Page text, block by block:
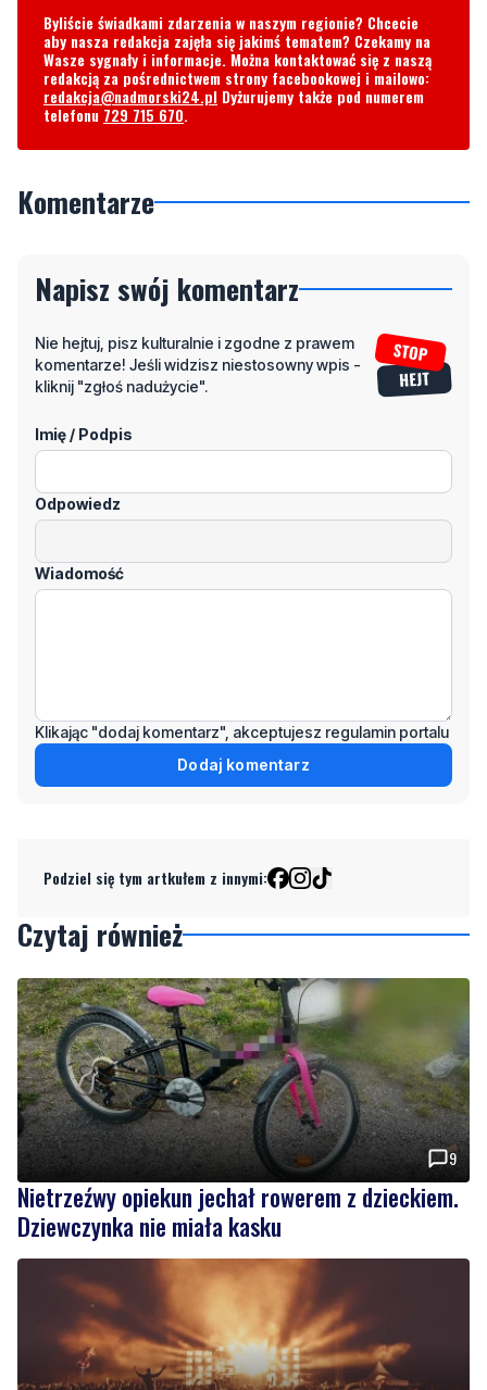
redakcja@nadmorski24.plDyżurujemy także pod numerem
telefonu729 715 670.
Komentarze
Napisz swój komentarz
komentarze! Jeśli widzisz niestosowny wpis -
kliknij "zgłoś nadużycie".
Imię / Podpis
Odpowiedz
Wiadomość
9
Nietrzeźwy opiekun jechał rowerem z dzieckiem.
Dziewczynka nie miała kasku